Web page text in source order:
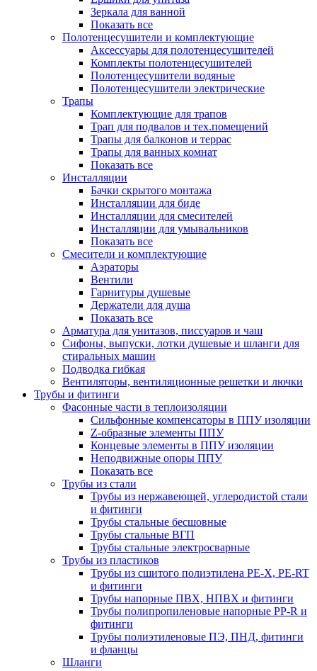
Зеркала для ванной
Показать все
Полотенцесушители и комплектующие
Аксессуары для полотенцесушителей
Комплекты полотенцесушителей
Полотенцесушители водяные
Полотенцесушители электрические
Трапы
Комплектующие для трапов
Трап для подвалов и тех.помещений
Трапы для балконов и террас
Трапы для ванных комнат
Показать все
Инсталляции
Бачки скрытого монтажа
Инсталляции для биде
Инсталляции для смесителей
Инсталляции для умывальников
Показать все
Смесители и комплектующие
Аэраторы
Вентили
Гарнитуры душевые
Держатели для душа
Показать все
Арматура для унитазов, писсуаров и чаш
Сифоны, выпуски, лотки душевые и шланги для
стиральных машин
Подводка гибкая
Вентиляторы, вентиляционные решетки и лючки
Трубы и фитинги
Фасонные части в теплоизоляции
Cильфонные компенсаторы в ППУ изоляции
Z-образные элементы ППУ
Концевые элементы в ППУ изоляции
Неподвижные опоры ППУ
Показать все
Трубы из стали
Трубы из нержавеющей, углеродистой стали
и фитинги
Трубы стальные бесшовные
Трубы стальные ВГП
Трубы стальные электросварные
Трубы из пластиков
Трубы из сшитого полиэтилена PE-X, PE-RT
и фитинги
Трубы напорные ПВХ, НПВХ и фитинги
Трубы полипропиленовые напорные PP-R и
фитинги
Трубы полиэтиленовые ПЭ, ПНД, фитинги
и фланцы
Шланги